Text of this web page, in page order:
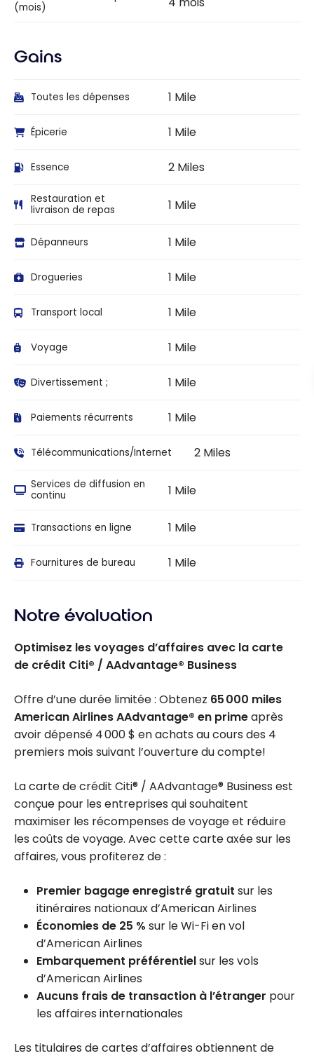
(mois)
Gains
Toutes les dépenses 1 Mile
Épicerie 1 Mile
Essence 2 Miles
Restauration et
livraison de repas
1 Mile
Dépanneurs 1 Mile
Drogueries 1 Mile
Transport local 1 Mile
Voyage 1 Mile
Divertissement ; 1 Mile
Paiements récurrents 1 Mile
Télécommunications/Internet 2 Miles
Services de diffusion en
continu
1 Mile
Transactions en ligne 1 Mile
Fournitures de bureau 1 Mile
Notre évaluation
Optimisez les voyages d’affaires avec la carte
de crédit Citi® / AAdvantage® Business
Offre d’une durée limitée : Obtenez 65 000 miles
American Airlines AAdvantage® en primeaprès
avoir dépensé 4 000 $ en achats au cours des 4
premiers mois suivant l’ouverture du compte!
La carte de crédit Citi® / AAdvantage® Business est
conçue pour les entreprises qui souhaitent
maximiser les récompenses de voyage et réduire
les coûts de voyage. Avec cette carte axée sur les
affaires, vous profiterez de :
Premier bagage enregistré gratuit sur les
itinéraires nationaux d’American Airlines
Économies de 25 % sur le Wi-Fi en vol
d’American Airlines
Embarquement préférentielsur les vols
d’American Airlines
Aucuns frais de transaction à l’étranger pour
les affaires internationales
Les titulaires de cartes d’affaires obtiennent de